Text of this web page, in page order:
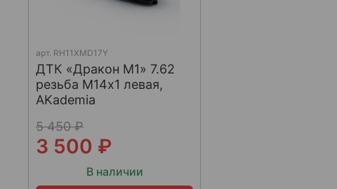
арт. RH11XMD17Y
ДТК «Дракон М1» 7.62
резьба М14х1 левая,
AKademia
5 450 ₽
3 500 ₽
В наличии